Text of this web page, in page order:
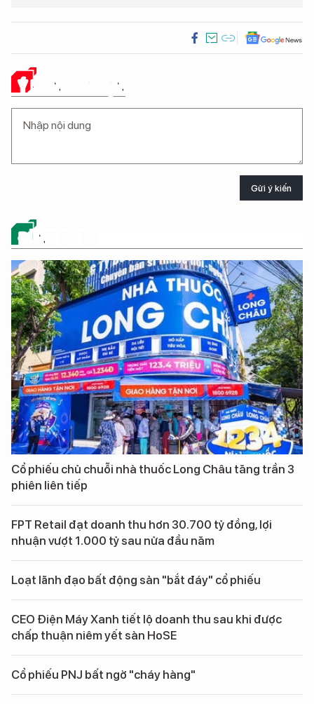
Ý KIẾN CỦA BẠN
Gửi ý kiến
ĐỪNG BỎ LỠ
Cổ phiếu chủ chuỗi nhà thuốc Long Châu tăng trần 3
phiên liên tiếp
FPT Retail đạt doanh thu hơn 30.700 tỷ đồng, lợi
nhuận vượt 1.000 tỷ sau nửa đầu năm
Loạt lãnh đạo bất động sản "bắt đáy" cổ phiếu
CEO Điện Máy Xanh tiết lộ doanh thu sau khi được
chấp thuận niêm yết sàn HoSE
Cổ phiếu PNJ bất ngờ "cháy hàng"